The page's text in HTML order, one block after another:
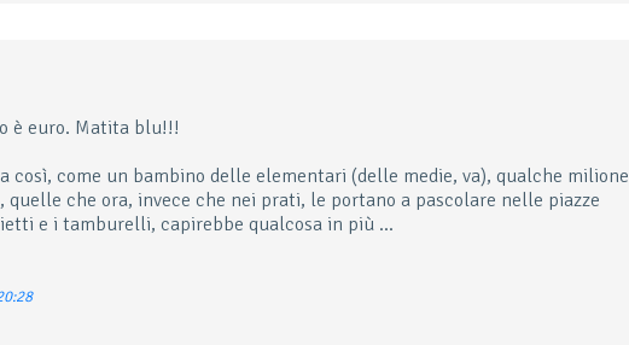
è euro. Matita blu!!!
così, come un bambino delle elementari (delle medie, va), qualche milione
che ora, invece che nei prati, le portano a pascolare nelle piazze
e i tamburelli, capirebbe qualcosa in più …